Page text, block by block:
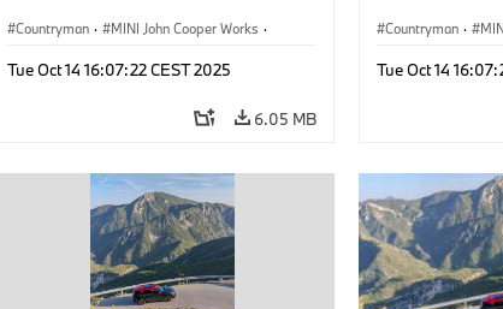
Countryman · MINI John Cooper Works ·
Tue Oct 14 16:07:22 CEST 2025
6.05 MB
Countryman ·
Tue Oct 14